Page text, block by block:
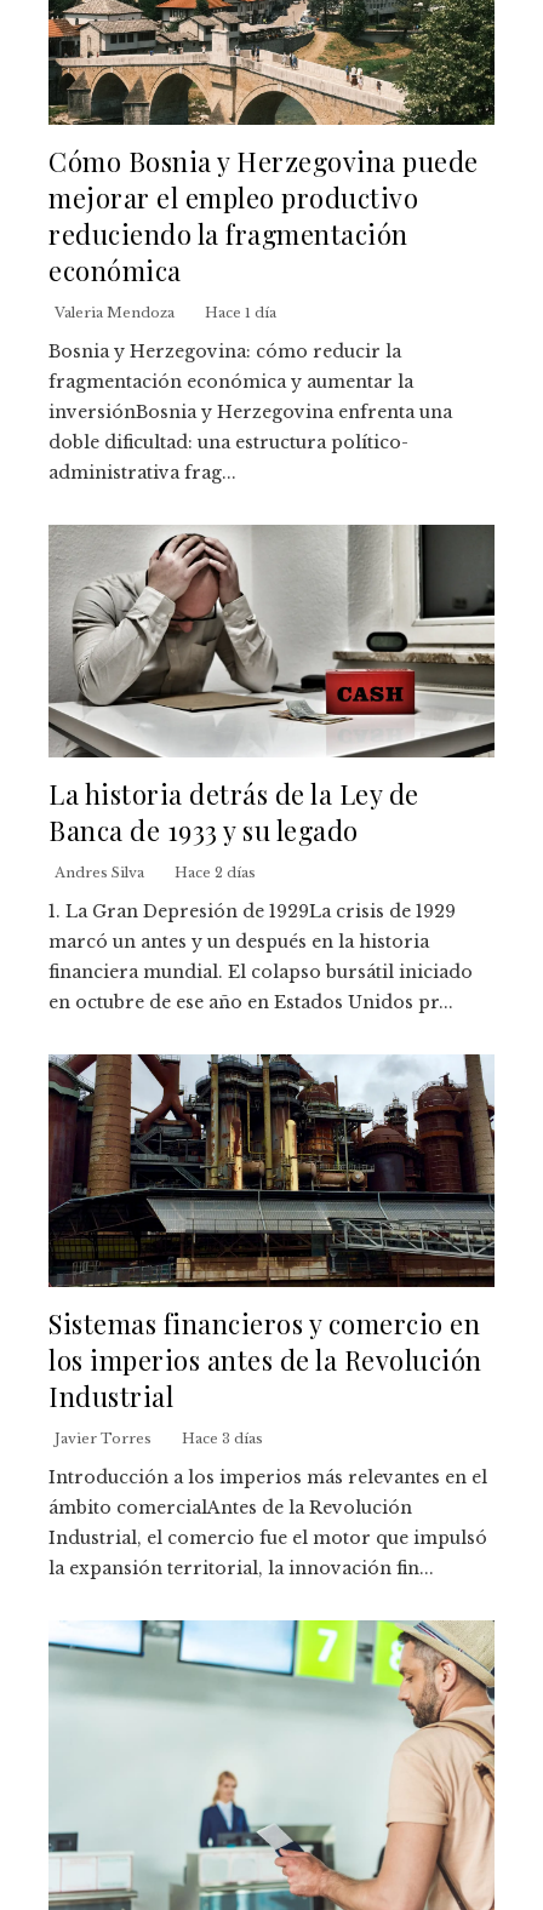
Cómo Bosnia y Herzegovina puede
mejorar el empleo productivo
reduciendo la fragmentación
económica
Valeria Mendoza Hace 1 día
Bosnia y Herzegovina: cómo reducir la
fragmentación económica y aumentar la
inversiónBosnia y Herzegovina enfrenta una
doble dificultad: una estructura político-
administrativa frag...
La historia detrás de la Ley de
Banca de 1933 y su legado
Andres Silva Hace 2 días
1. La Gran Depresión de 1929La crisis de 1929
marcó un antes y un después en la historia
financiera mundial. El colapso bursátil iniciado
en octubre de ese año en Estados Unidos pr...
Sistemas financieros y comercio en
los imperios antes de la Revolución
Industrial
Javier Torres Hace 3 días
Introducción a los imperios más relevantes en el
ámbito comercialAntes de la Revolución
Industrial, el comercio fue el motor que impulsó
la expansión territorial, la innovación fin...